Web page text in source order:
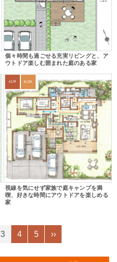
個々時間も過ごせる充実リビングと、ア
ウトドア楽しむ囲まれた庭のある家
41坪 4LDK
視線を気にせず家族で庭キャンプを満
喫、好きな時間にアウトドアを楽しめる
家
3 4 5 ››